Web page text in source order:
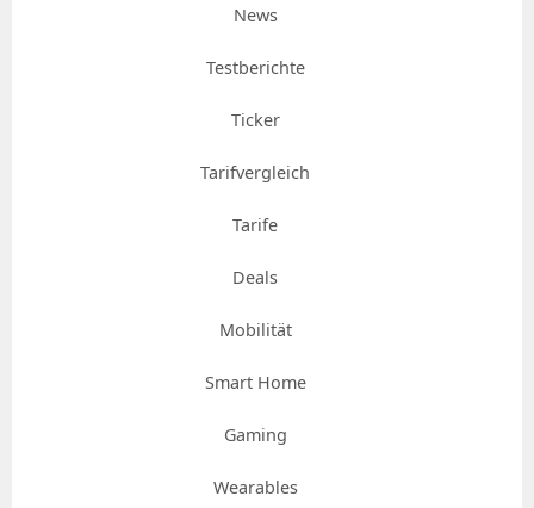
News
Testberichte
Ticker
Tarifvergleich
Tarife
Deals
Mobilität
Smart Home
Gaming
Wearables